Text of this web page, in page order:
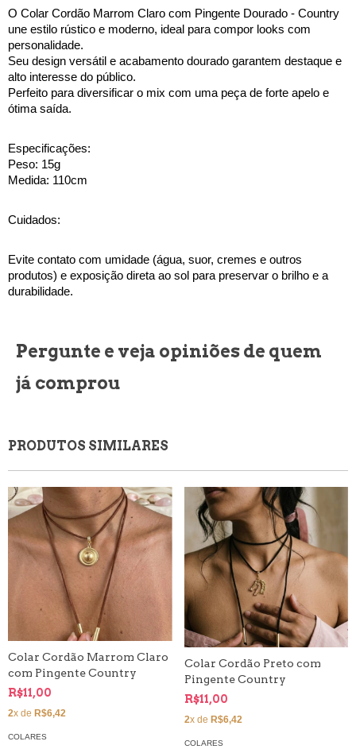
O Colar Cordão Marrom Claro com Pingente Dourado - Country
une estilo rústico e moderno, ideal para compor looks com
personalidade.
Seu design versátil e acabamento dourado garantem destaque e
alto interesse do público.
Perfeito para diversificar o mix com uma peça de forte apelo e
ótima saída.
Especificações:
Peso: 15g
Medida: 110cm
Cuidados:
Evite contato com umidade (água, suor, cremes e outros
produtos) e exposição direta ao sol para preservar o brilho e a
durabilidade.
Pergunte e veja opiniões de quem
já comprou
PRODUTOS SIMILARES
Colar Cordão Marrom Claro
com Pingente Country
R$11,00
2x de R$6,42
COLARES
Colar Cordão Preto com
Pingente Country
R$11,00
2x de R$6,42
COLARES